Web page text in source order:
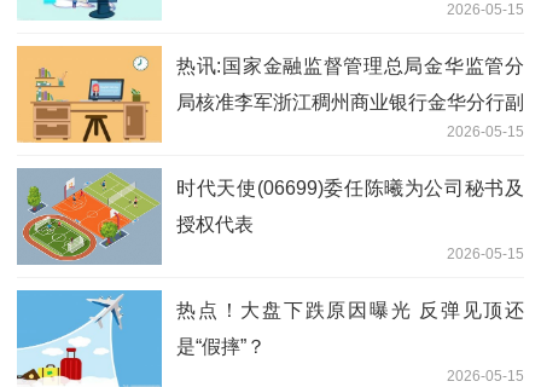
2026-05-15
热讯:国家金融监督管理总局金华监管分
局核准李军浙江稠州商业银行金华分行副
2026-05-15
时代天使(06699)委任陈曦为公司秘书及
授权代表
2026-05-15
热点！大盘下跌原因曝光 反弹见顶还
是“假摔”？
2026-05-15